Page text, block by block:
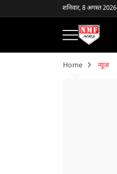
शनिवार, 8 अगस्त 2026
Home न्यूज